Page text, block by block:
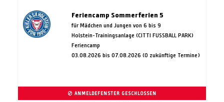
Feriencamp Sommerferien 5
für Mädchen und Jungen von 6 bis 9
Holstein-Trainingsanlage (CITTI FUSSBALL PARK)
Feriencamp
03.08.2026 bis 07.08.2026 (0 zukünftige Termine)
ANMELDEFENSTER GESCHLOSSEN